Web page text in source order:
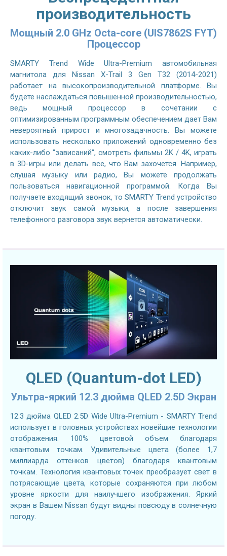
производительность
Мощный 2.0 GHz Octa-core (UIS7862S FYT)
Процессор
SMARTY Trend Wide Ultra-Premium автомобильная
магнитола для Nissan X-Trail 3 Gen T32 (2014-2021)
работает на высокопроизводительной платформе. Вы
будете наслаждаться повышенной производительностью,
ведь мощный процессор в сочетании с
оптимизированным программным обеспечением дает Вам
невероятный прирост и многозадачность. Вы можете
использовать несколько приложений одновременно без
каких-либо "зависаний", смотреть фильмы 2K / 4K, играть
в 3D-игры или делать все, что Вам захочется. Например,
слушая музыку или радио, Вы можете продолжать
пользоваться навигационной программой. Когда Вы
получаете входящий звонок, то SMARTY Trend устройство
отключит звук самой музыки, а после завершения
телефонного разговора звук вернется автоматически.
QLED (Quantum-dot LED)
Ультра-яркий 12.3 дюйма QLED 2.5D Экран
12.3 дюйма QLED 2.5D Wide Ultra-Premium - SMARTY Trend
использует в головных устройствах новейшие технологии
отображения. 100% цветовой объем благодаря
квантовым точкам. Удивительные цвета (более 1,7
миллиарда оттенков цветов) благодаря квантовым
точкам. Технология квантовых точек преобразует свет в
потрясающие цвета, которые сохраняются при любом
уровне яркости для наилучшего изображения. Яркий
экран в Вашем Nissan будут видны повсюду в солнечную
погоду.